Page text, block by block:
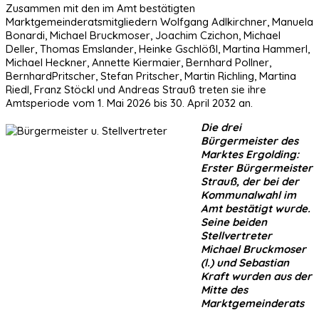
Zusammen mit den im Amt bestätigten
Marktgemeinderatsmitgliedern Wolfgang Adlkirchner, Manuela
Bonardi, Michael Bruckmoser, Joachim Czichon, Michael
Deller, Thomas Emslander, Heinke Gschlößl, Martina Hammerl,
Michael Heckner, Annette Kiermaier, Bernhard Pollner,
BernhardPritscher, Stefan Pritscher, Martin Richling, Martina
Riedl, Franz Stöckl und Andreas Strauß treten sie ihre
Amtsperiode vom 1. Mai 2026 bis 30. April 2032 an.
Die drei
Bürgermeister des
Marktes Ergolding:
Erster Bürgermeister
Strauß, der bei der
Kommunalwahl im
Amt bestätigt wurde.
Seine beiden
Stellvertreter
Michael Bruckmoser
(l.) und Sebastian
Kraft wurden aus der
Mitte des
Marktgemeinderats